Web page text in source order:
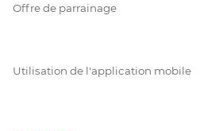
Offre de parrainage
Utilisation de l'application mobile